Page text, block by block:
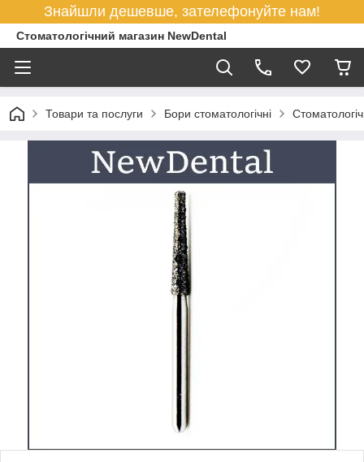
Знайшли дешевше, зателефонуйте нам!
Стоматологічний магазин NewDental
Товари та послуги Бори стоматологічні